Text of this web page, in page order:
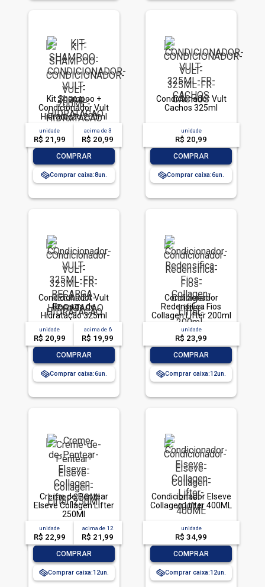
Kit Shampoo +
Condicionador Vult
Hidratação 200ml
unidade
R$ 21,99
acima de3
R$ 20,99
COMPRAR
Comprar caixa:8
Condicionador Vult
Cachos 325ml
unidade
R$ 20,99
COMPRAR
Comprar caixa:6
Condicionador Vult
Recarga de
Hidratação 325ml
unidade
R$ 20,99
acima de 6
R$ 19,99
COMPRAR
Comprar caixa:6
Condicionador
Redensifica Fios
Collagen Lifter 200ml
unidade
R$ 23,99
COMPRAR
Comprar caixa:12
Creme de Pentear
Elseve Collagen Lifter
250Ml
unidade
R$ 22,99
acima de 12
R$ 21,99
COMPRAR
Comprar caixa:12
Condicionador Elseve
Collagen Lifter 400ML
unidade
R$ 34,99
COMPRAR
Comprar caixa:12